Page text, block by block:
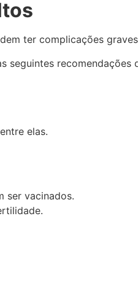
ter complicações
seguintes recomendações
elas.
ser vacinados.